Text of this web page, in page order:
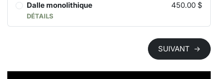
Dalle monolithique
DÉTAILS
450.00 $
SUIVANT →